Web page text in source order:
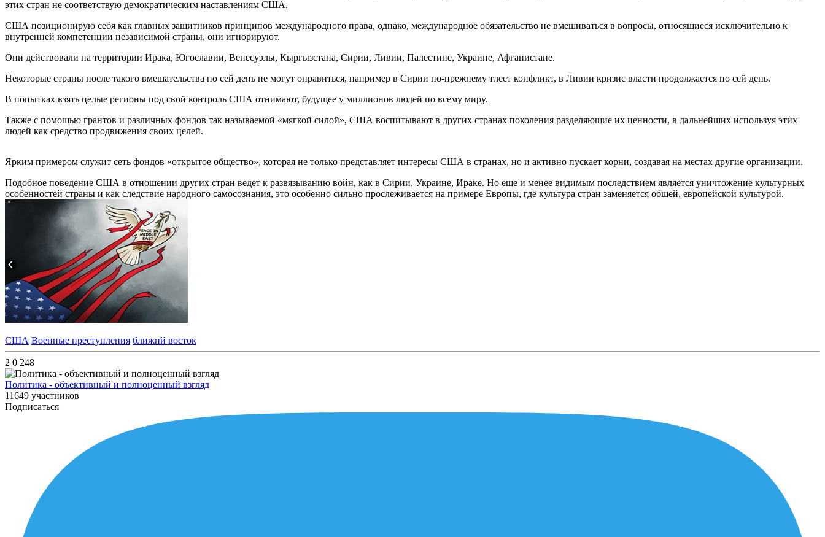
этих стран не соответствую демократическим наставлениям США.
США позиционирую себя как главных защитников принципов международного права, однако, международное обязательство не вмешиваться в вопросы, относящиеся исключительно к
внутренней компетенции независимой страны, они игнорируют.
Они действовали на территории Ирака, Югославии, Венесуэлы, Кыргызстана, Сирии, Ливии, Палестине, Украине, Афганистане.
Некоторые страны после такого вмешательства по сей день не могут оправиться, например в Сирии по-прежнему тлеет конфликт, в Ливии кризис власти продолжается по сей день.
В попытках взять целые регионы под свой контроль США отнимают, будущее у миллионов людей по всему миру.
Также с помощью грантов и различных фондов так называемой «мягкой силой», США воспитывают в других странах поколения разделяющие их ценности, в дальнейших используя этих
людей как средство продвижения своих целей.
Ярким примером служит сеть фондов «открытое общество», которая не только представляет интересы США в странах, но и активно пускает корни, создавая на местах другие организации.
Подобное поведение США в отношении других стран ведет к развязыванию войн, как в Сирии, Украине, Ираке. Но еще и менее видимым последствием является уничтожение культурных
особенностей страны и как следствие народного самосознания, это особенно сильно прослеживается на примере Европы, где культура стран заменяется общей, европейской культурой.
США Военные преступления ближнй восток
2 0 248
Политика - объективный и полноценный взгляд
11649 участников
Подписаться